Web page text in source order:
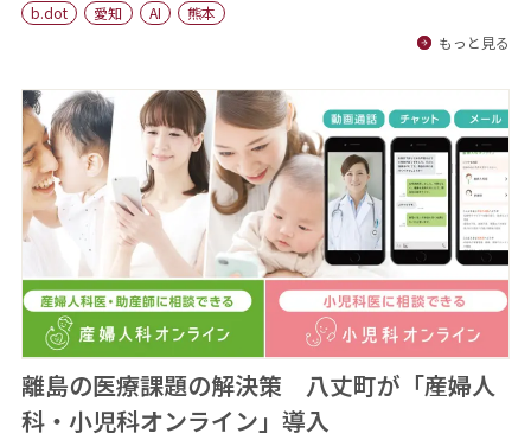
会社概要
b.dot
愛知 AI
熊本
もっと見る
離島の医療課題の解決策 八丈町が「産婦人
科・小児科オンライン」導入